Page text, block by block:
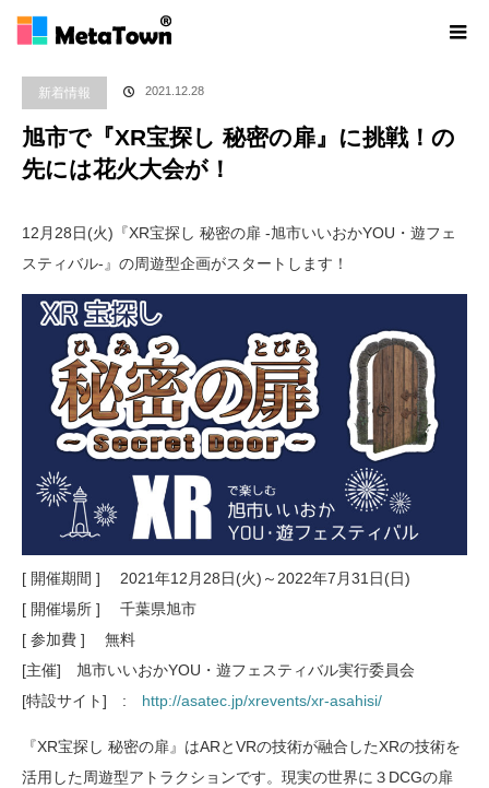
新着情報 旭市で『XR宝探し 秘密の扉』に挑戦！の先には花
新着情報 2021.12.28
旭市で『XR宝探し 秘密の扉』に挑戦！の
先には花火大会が！
12月28日(火)『XR宝探し 秘密の扉 -旭市いいおかYOU・遊フェ
スティバル-』の周遊型企画がスタートします！
[ 開催期間 ] 2021年12月28日(火)～2022年7月31日(日)
[ 開催場所 ] 千葉県旭市
[ 参加費 ] 無料
[主催] 旭市いいおかYOU・遊フェスティバル実行委員会
[特設サイト] : http://asatec.jp/xrevents/xr-asahisi/
『XR宝探し 秘密の扉』はARとVRの技術が融合したXRの技術を
活用した周遊型アトラクションです。現実の世界に３DCGの扉